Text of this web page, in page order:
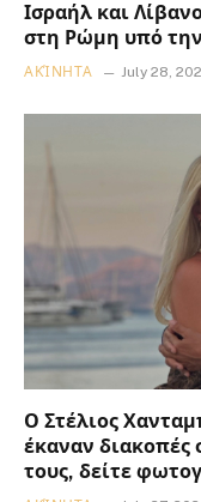
Ισραήλ και
στη Ρώμη υπό
ΑΚΊΝΗΤΑ July 28,
Ο Στέλιος
έκαναν διακοπές
τους, δείτε